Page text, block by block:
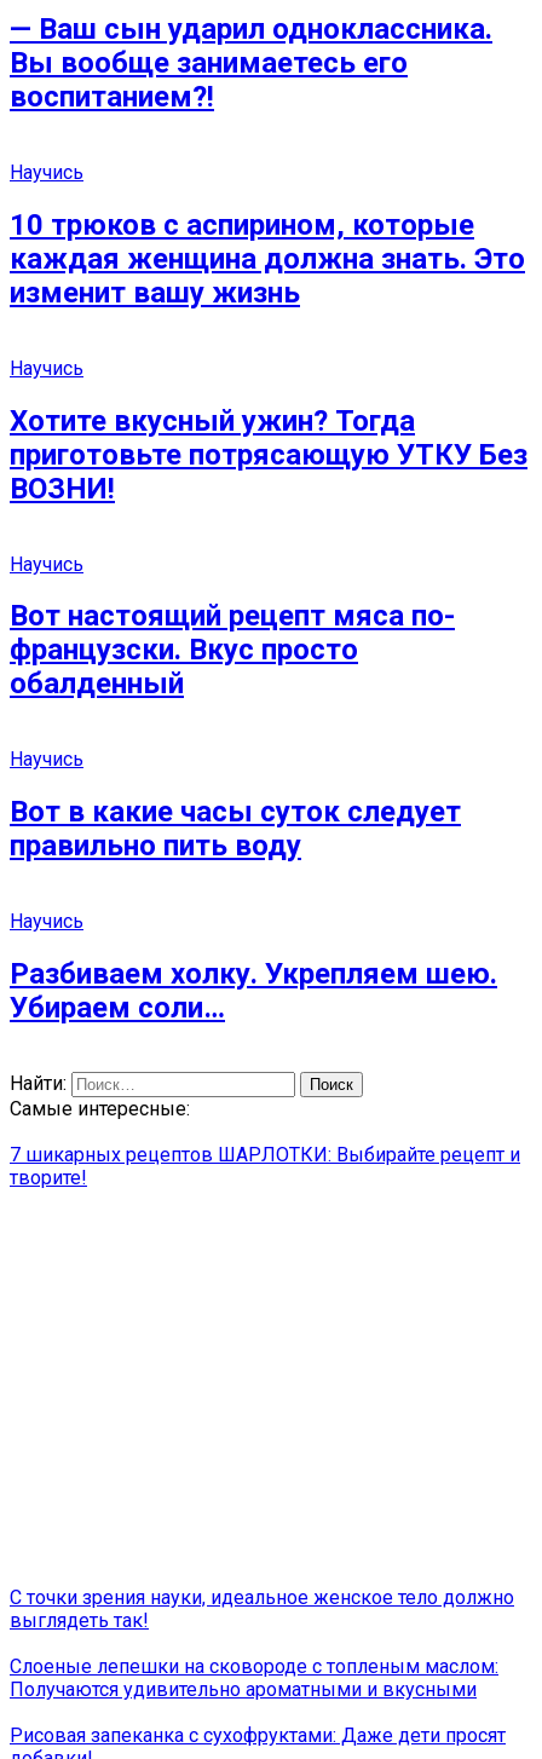
— Ваш сын ударил одноклассника.
Вы вообще занимаетесь его
воспитанием?!
Научись
10 трюков с аспирином, которые
каждая женщина должна знать. Это
изменит вашу жизнь
Научись
Хотите вкусный ужин? Тогда
приготовьте потрясающую УТКУ Без
ВОЗНИ!
Научись
Вот настоящий рецепт мяса по-
французски. Вкус просто
обалденный
Научись
Вот в какие часы суток следует
правильно пить воду
Научись
Разбиваем холку. Укрепляем шею.
Убираем соли…
Найти:
Самые интересные:
7 шикарных рецептов ШАРЛОТКИ: Выбирайте рецепт и
творите!
С точки зрения науки, идеальное женское тело должно
выглядеть так!
Слоеные лепешки на сковороде с топленым маслом:
Получаются удивительно ароматными и вкусными
Рисовая запеканка с сухофруктами: Даже дети просят